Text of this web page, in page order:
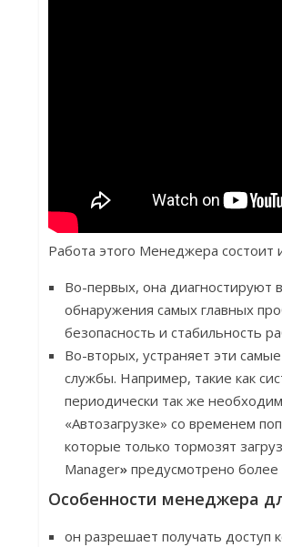
Работа этого Менеджера состоит
Во-первых, она диагностируют
обнаружения самых главных
безопасность и стабильность
Во-вторых, устраняет эти
службы. Например, такие как
периодически так же
«Автозагрузке» со временем
которые только тормозят
Manager» предусмотрено
Особенности менеджера
он разрешает получать доступ